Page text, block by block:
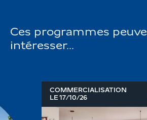
Ces programmes
intéresser...
COMMERCIALISATION
LE 17/10/26